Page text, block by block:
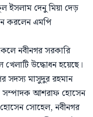
ইসলাম দেনু মিয়া দেড়
করলেন এমপি
নবীনগর সরকারি
উদ্ধোধন হয়েছে।
সদস্য মাসুদুর রহমান
সম্পাদক আশরাফ হোসেন
সোহেল, নবীনগর